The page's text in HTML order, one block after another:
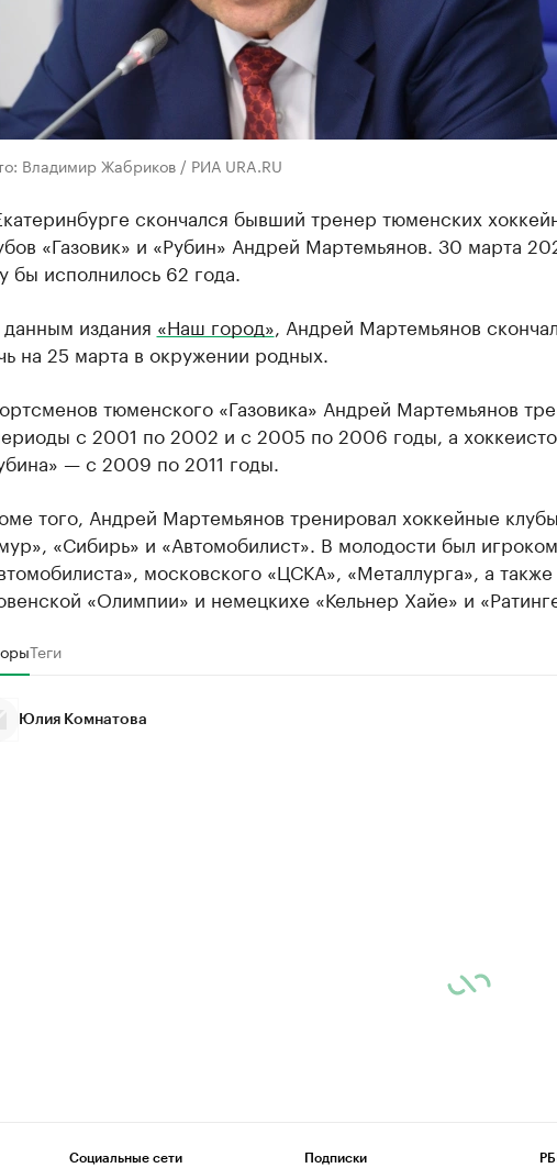
Владимир Жабриков / РИА URA.RU
скончался бывший тренер тюменских
«Газовик» и «Рубин» Андрей Мартемьянов. 30 марта
бы исполнилось 62 года.
издания «Наш город» , Андрей Мартемьянов
на 25 марта в окружении родных.
тюменского «Газовика» Андрей Мартемьянов
с 2001 по 2002 и с 2005 по 2006 годы, а
— с 2009 по 2011 годы.
того, Андрей Мартемьянов тренировал хоккейные
«Сибирь» и «Автомобилист». В молодости был
московского «ЦСКА», «Металлурга», а также
«Олимпии» и немецкихе «Кельнер Хайе» и
Теги
Юлия Комнатова
Социальные сети Подписки